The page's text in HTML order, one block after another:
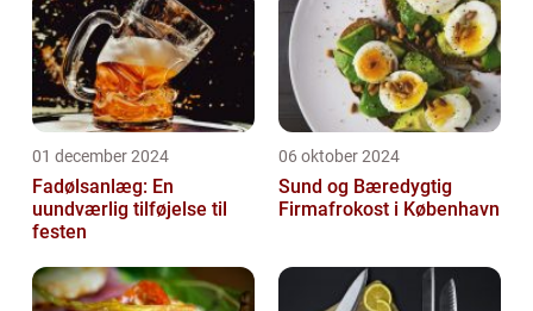
01 december 2024
Fadølsanlæg: En
uundværlig tilføjelse til
festen
06 oktober 2024
Sund og Bæredygtig
Firmafrokost i København